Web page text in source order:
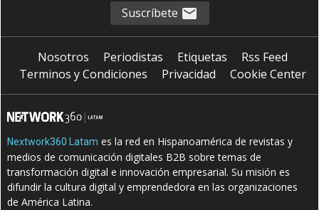
Suscríbete
Nosotros Periodistas Etiquetas
Rss Feed
Terminos y Condiciones
Privacidad Cookie Center
Nextwork360 Latam es la red en Hispanoamérica de revistas y
medios de comunicación digitales B2B sobre temas de
transformación digital e innovación empresarial. Su misión es
difundir la cultura digital y emprendedora en las organizaciones
de América Latina.